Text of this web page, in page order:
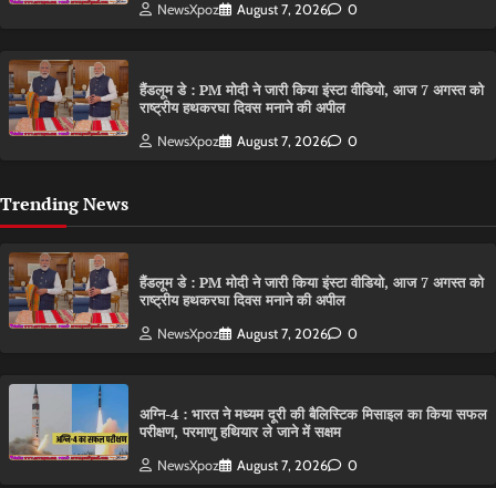
NewsXpoz August 7, 2026 0
हैंडलूम डे : PM मोदी ने जारी किया इंस्टा वीडियो, आज 7 अगस्त को
राष्ट्रीय हथकरघा दिवस मनाने की अपील
NewsXpoz August 7, 2026 0
Trending News
हैंडलूम डे : PM मोदी ने जारी किया इंस्टा वीडियो, आज 7 अगस्त को
राष्ट्रीय हथकरघा दिवस मनाने की अपील
NewsXpoz August 7, 2026 0
अग्नि-4 : भारत ने मध्यम दूरी की बैलिस्टिक मिसाइल का किया सफल
परीक्षण, परमाणु हथियार ले जाने में सक्षम
NewsXpoz August 7, 2026 0